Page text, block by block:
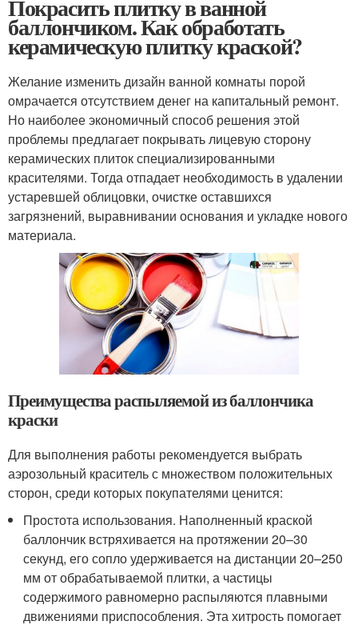
Покрасить плитку в ванной
баллончиком. Как обработать
керамическую плитку краской?
Желание изменить дизайн ванной комнаты порой
омрачается отсутствием денег на капитальный ремонт.
Но наиболее экономичный способ решения этой
проблемы предлагает покрывать лицевую сторону
керамических плиток специализированными
красителями. Тогда отпадает необходимость в удалении
устаревшей облицовки, очистке оставшихся
загрязнений, выравнивании основания и укладке нового
материала.
Преимущества распыляемой из баллончика
краски
Для выполнения работы рекомендуется выбрать
аэрозольный краситель с множеством положительных
сторон, среди которых покупателями ценится:
Простота использования. Наполненный краской
баллончик встряхивается на протяжении 20–30
секунд, его сопло удерживается на дистанции 20–250
мм от обрабатываемой плитки, а частицы
содержимого равномерно распыляются плавными
движениями приспособления. Эта хитрость помогает